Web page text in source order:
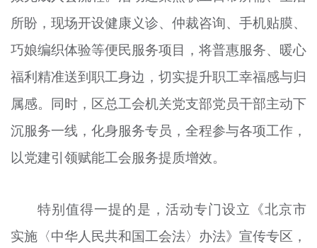
所盼，现场开设健康义诊、仲裁咨询、手机贴膜、
巧娘编织体验等便民服务项目，将普惠服务、暖心
福利精准送到职工身边，切实提升职工幸福感与归
属感。同时，区总工会机关党支部党员干部主动下
沉服务一线，化身服务专员，全程参与各项工作，
以党建引领赋能工会服务提质增效。
特别值得一提的是，活动专门设立《北京市
实施〈中华人民共和国工会法〉办法》宣传专区，